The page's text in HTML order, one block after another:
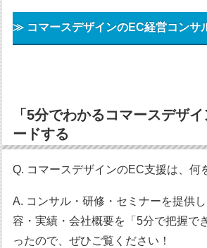
≫ コマースデザインのEC経営コンサ
「5分でわかるコマースデザ
ードする
Q. コマースデザインのEC支援は、何
A. コンサル・研修・セミナーを提供
容・実績・会社概要を「5分で把握で
ったので、ぜひご覧ください！